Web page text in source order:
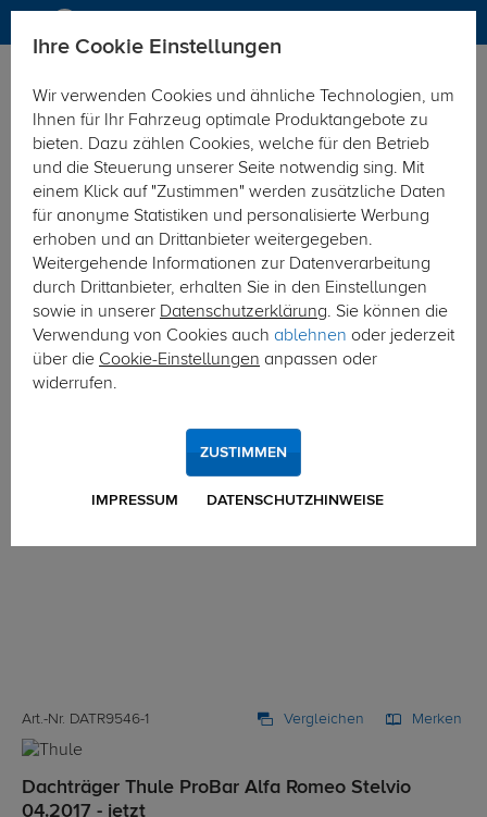
Hier geht's zur Fahrzeugübersicht: Alfa Romeo Stelvio
Art.-Nr. DATR9546-1 Vergleichen Merken
Dachträger Thule ProBar Alfa Romeo Stelvio
04.2017 - jetzt
Ihre Cookie Einstellungen
Wir verwenden Cookies und ähnliche Technologien, um
Ihnen für Ihr Fahrzeug optimale Produktangebote zu
bieten. Dazu zählen Cookies, welche für den Betrieb
und die Steuerung unserer Seite notwendig sing. Mit
einem Klick auf "Zustimmen" werden zusätzliche Daten
für anonyme Statistiken und personalisierte Werbung
erhoben und an Drittanbieter weitergegeben.
Weitergehende Informationen zur Datenverarbeitung
durch Drittanbieter, erhalten Sie in den Einstellungen
sowie in unserer Datenschutzerklärung. Sie können die
Verwendung von Cookies auch ablehnen oder jederzeit
über die Cookie-Einstellungen anpassen oder
widerrufen.
IMPRESSUM DATENSCHUTZHINWEISE
ZUSTIMMEN